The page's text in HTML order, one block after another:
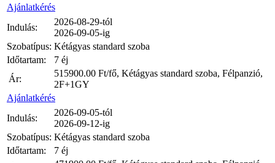
Ajánlatkérés
Indulás:
2026-08-29-tól
2026-09-05-ig
Szobatípus: Kétágyas standard szoba
Időtartam:
7 éj
Ár:
515900.00 Ft/fő, Kétágyas standard szoba, Félpanzió,
2F+1GY
Ajánlatkérés
Indulás:
2026-09-05-tól
2026-09-12-ig
Szobatípus: Kétágyas standard szoba
Időtartam:
7 éj